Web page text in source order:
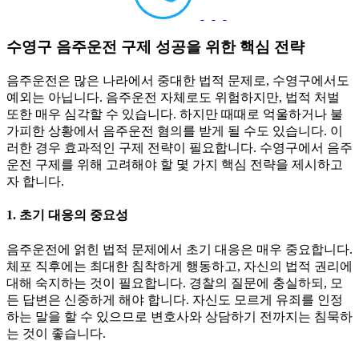
수영구 음주운전 구제 성공을 위한 핵심 전략
음주운전은 많은 나라에서 중대한 법적 문제로, 수영구에서도
예외는 아닙니다. 음주운전 자체로도 위험하지만, 법적 처벌
또한 매우 심각할 수 있습니다. 하지만 때때로 억울하거나 불
가피한 상황에서 음주운전 혐의를 받게 될 수도 있습니다. 이
러한 경우 효과적인 구제 전략이 필요합니다. 수영구에서 음주
운전 구제를 위해 고려해야 할 몇 가지 핵심 전략을 제시하고
자 합니다.
1. 초기 대응의 중요성
음주운전에 얽힌 법적 문제에서 초기 대응은 매우 중요합니다.
체포 직후에는 최대한 침착하게 행동하고, 자신의 법적 권리에
대해 숙지하는 것이 필요합니다. 경찰의 질문에 충실하되, 모
든 답변은 신중하게 해야 합니다. 자신도 모르게 유죄를 인정
하는 말을 할 수 있으므로 변호사와 상담하기 전까지는 침묵하
는 것이 좋습니다.